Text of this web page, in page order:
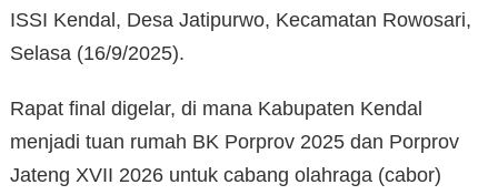
ISSI Kendal, Desa Jatipurwo, Kecamatan Rowosari,
Selasa (16/9/2025).
Rapat final digelar, di mana Kabupaten Kendal
menjadi tuan rumah BK Porprov 2025 dan Porprov
Jateng XVII 2026 untuk cabang olahraga (cabor)